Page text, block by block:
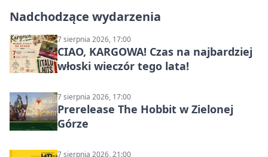
Nadchodzące wydarzenia
7 sierpnia 2026, 17:00
CIAO, KARGOWA! Czas na najbardziej
włoski wieczór tego lata!
7 sierpnia 2026, 17:00
Prerelease The Hobbit w Zielonej
Górze
7 sierpnia 2026, 21:00